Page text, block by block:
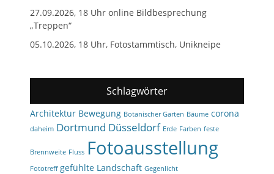
27.09.2026, 18 Uhr online Bildbesprechung
„Treppen“
05.10.2026, 18 Uhr, Fotostammtisch, Unikneipe
Schlagwörter
Architektur Bewegung Botanischer Garten Bäume corona
daheim Dortmund Düsseldorf Erde Farben feste
Brennweite Fluss Fotoausstellung
Fototreff gefühlte Landschaft Gegenlicht